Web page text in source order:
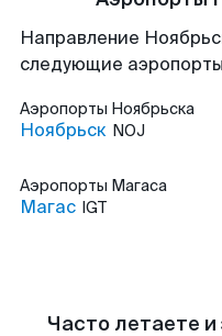
Направление
следующие аэропорты
Аэропорты Ноябрьска
Ноябрьск NOJ
Аэропорты Магаса
Магас IGT
Часто летаете